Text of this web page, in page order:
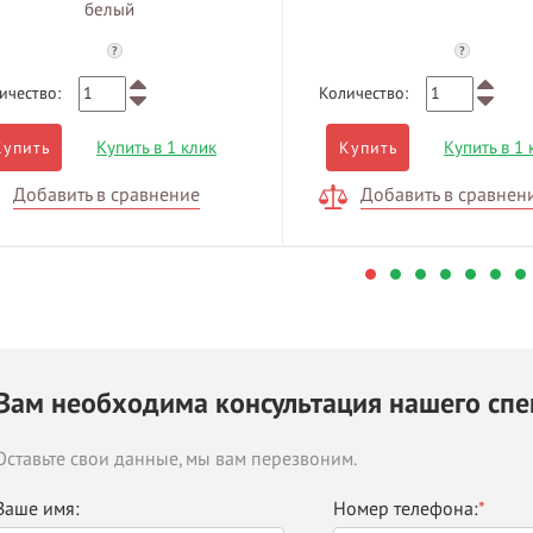
белый
?
Купить в 1 клик
Добавить в сравнение
?
Количество:
Купить Купить в 1
Добавить в
необходима консультация нашего
свои данные, мы вам перезвоним.
имя: Номер телефона:*